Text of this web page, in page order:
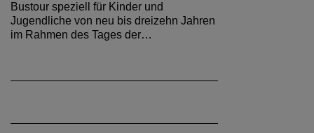
Bustour speziell für Kinder und
Jugendliche von neu bis dreizehn Jahren
im Rahmen des Tages der…